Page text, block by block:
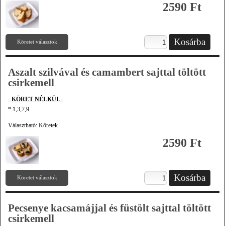
Köretet választok
2590 Ft
Aszalt szilvával és camambert sajttal töltött
csirkemell
- KÖRET NÉLKÜL -
* 1,3,7,9
Választható: Köretek
Köretet választok
2590 Ft
Pecsenye kacsamájjal és füstölt sajttal töltött
csirkemell